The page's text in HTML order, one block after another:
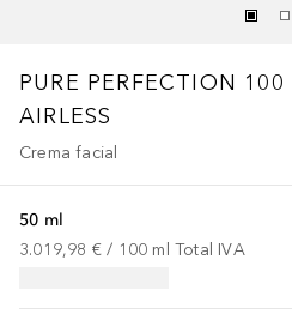
PURE PERFECTION 100
AIRLESS
Crema facial
50 ml
3.019,98 € / 100 ml Total IVA